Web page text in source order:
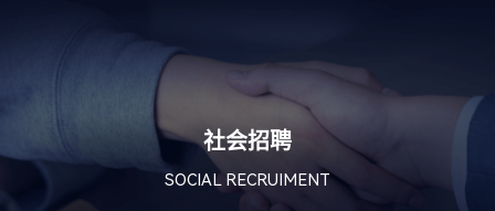
社会招聘
SOCIAL RECRUIMENT